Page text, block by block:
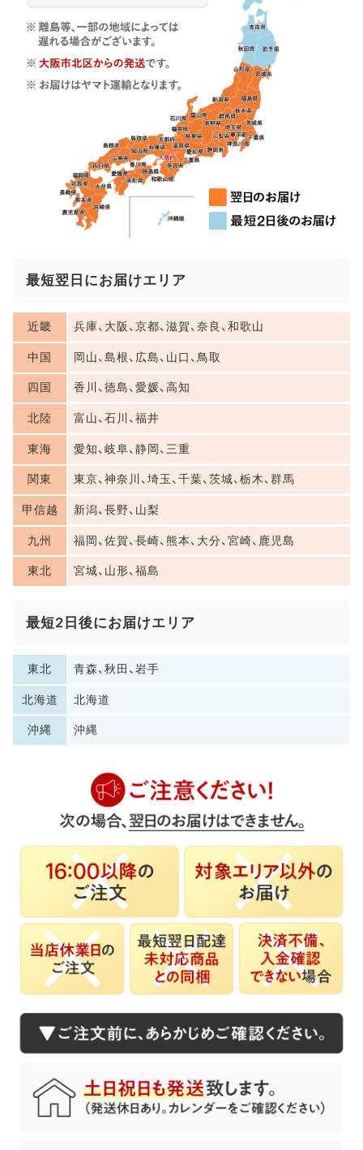
最短翌日にお届けエリア
近畿 兵庫、大阪、京都、滋賀、奈良、和歌山
中国 岡山、島根、広島、山口、鳥取
四国 香川、徳島、愛媛、高知
北陸 富山、石川、福井
東海 愛知、岐阜、静岡、三重
関東 東京、神奈川、埼玉、千葉、茨城、栃木、群馬
甲信越 新潟、長野、山梨
九州 福岡、佐賀、長崎、熊本、大分、宮崎、鹿児島
東北 宮城、山形、福島
最短2日後にお届けエリア
東北 青森、秋田、岩手
北海道 北海道
沖縄 沖縄